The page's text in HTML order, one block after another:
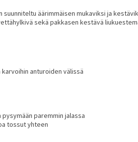
äärimmäisen mukaviksi ja
sekä pakkasen kestävä
anturoiden välissä
paremmin jalassa
tossut yhteen